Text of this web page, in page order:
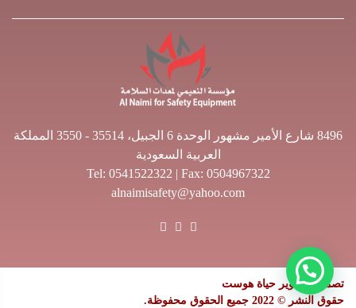
8496 شارع الأمير مشهور الوحدة 6 الجبيل، 35514 - 3550 المملكة
العربية السعودية
Tel: 0541522322 | Fax: 0504967322
alnaimisafety@yahoo.com
تصميم وتطوير حياة هوست
حقوق النشر © 2022 جميع الحقوق محفوظة.